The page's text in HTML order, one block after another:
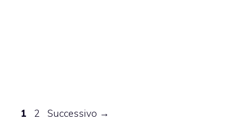
Pagina
1 Pagina
2 Successivo →